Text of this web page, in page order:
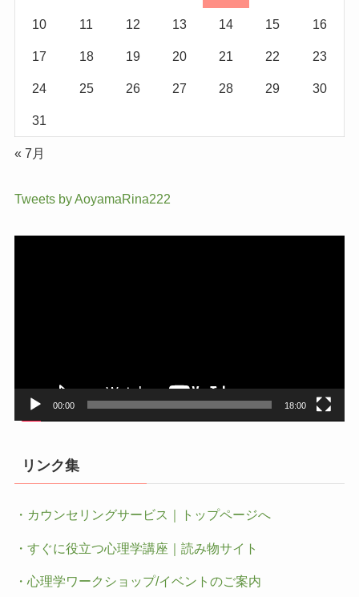
10 11 12 13 14 15 16
17 18 19 20 21 22 23
24 25 26 27 28 29 30
31
« 7月
Tweets by AoyamaRina222
00:00 18:00
リンク集
・カウンセリングサービス｜トップページへ
・すぐに役立つ心理学講座｜読み物サイト
・心理学ワークショップ/イベントのご案内